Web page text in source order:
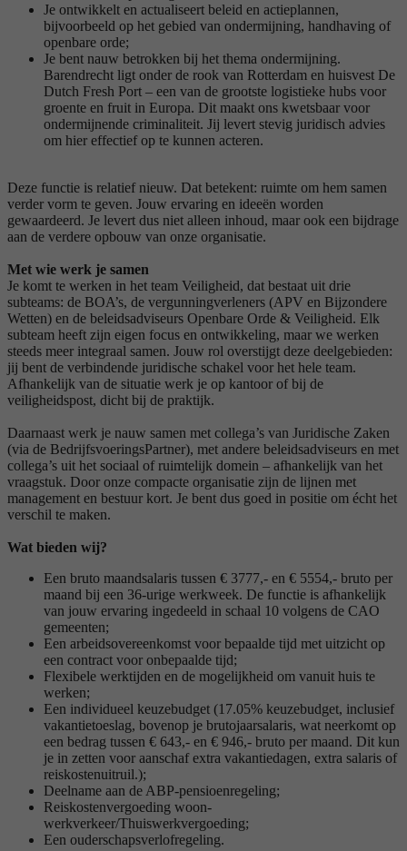
Je ontwikkelt en actualiseert beleid en actieplannen,
bijvoorbeeld op het gebied van ondermijning, handhaving of
openbare orde;
Je bent nauw betrokken bij het thema ondermijning.
Barendrecht ligt onder de rook van Rotterdam en huisvest De
Dutch Fresh Port – een van de grootste logistieke hubs voor
groente en fruit in Europa. Dit maakt ons kwetsbaar voor
ondermijnende criminaliteit. Jij levert stevig juridisch advies
om hier effectief op te kunnen acteren.
Deze functie is relatief nieuw. Dat betekent: ruimte om hem samen
verder vorm te geven. Jouw ervaring en ideeën worden
gewaardeerd. Je levert dus niet alleen inhoud, maar ook een bijdrage
aan de verdere opbouw van onze organisatie.
Met wie werk je samen
Je komt te werken in het team Veiligheid, dat bestaat uit drie
subteams: de BOA’s, de vergunningverleners (APV en Bijzondere
Wetten) en de beleidsadviseurs Openbare Orde & Veiligheid. Elk
subteam heeft zijn eigen focus en ontwikkeling, maar we werken
steeds meer integraal samen. Jouw rol overstijgt deze deelgebieden:
jij bent de verbindende juridische schakel voor het hele team.
Afhankelijk van de situatie werk je op kantoor of bij de
veiligheidspost, dicht bij de praktijk.
Daarnaast werk je nauw samen met collega’s van Juridische Zaken
(via de BedrijfsvoeringsPartner), met andere beleidsadviseurs en met
collega’s uit het sociaal of ruimtelijk domein – afhankelijk van het
vraagstuk. Door onze compacte organisatie zijn de lijnen met
management en bestuur kort. Je bent dus goed in positie om écht het
verschil te maken.
Wat bieden wij?
Een bruto maandsalaris tussen € 3777,- en € 5554,- bruto per
maand bij een 36-urige werkweek. De functie is afhankelijk
van jouw ervaring ingedeeld in schaal 10 volgens de CAO
gemeenten;
Een arbeidsovereenkomst voor bepaalde tijd met uitzicht op
een contract voor onbepaalde tijd;
Flexibele werktijden en de mogelijkheid om vanuit huis te
werken;
Een individueel keuzebudget (17.05% keuzebudget, inclusief
vakantietoeslag, bovenop je brutojaarsalaris, wat neerkomt op
een bedrag tussen € 643,- en € 946,- bruto per maand. Dit kun
je in zetten voor aanschaf extra vakantiedagen, extra salaris of
reiskostenuitruil.);
Deelname aan de ABP-pensioenregeling;
Reiskostenvergoeding woon-
werkverkeer/Thuiswerkvergoeding;
Een ouderschapsverlofregeling.